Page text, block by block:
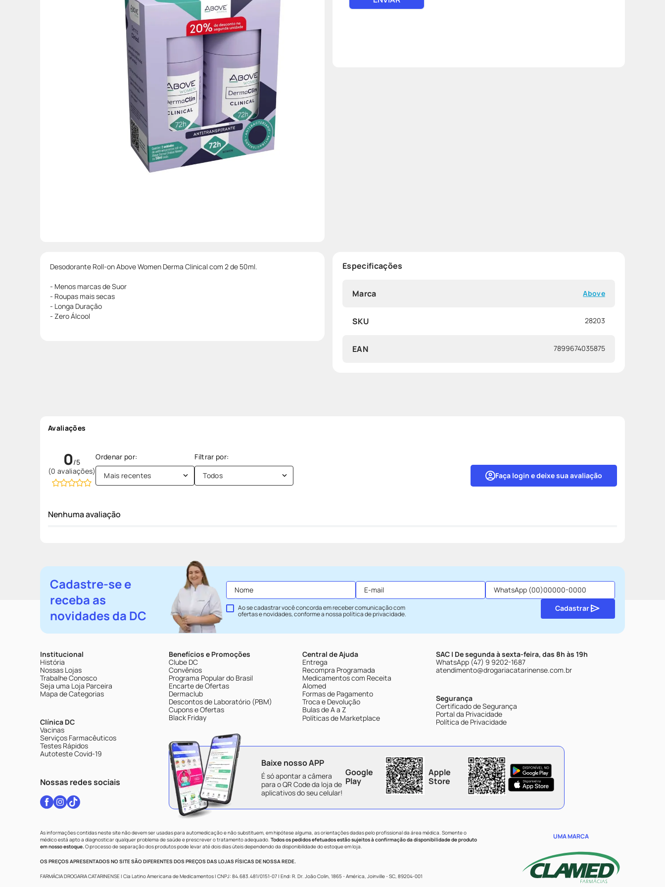
Desodorante Roll-on Above Women Derma Clinical com 2 de 50ml.
- Menos marcas de Suor
- Roupas mais secas
- Longa Duração
- Zero Álcool
Especificações
Marca Above
SKU 28203
EAN 7899674035875
Avaliações
0
(0 avaliações) Faça login e deixe sua avaliação
Mais recentes Todos
Nenhuma avaliação
Cadastre-se e
receba as
novidades da DC
Ao se cadastrar você concorda em receber comunicação com
ofertas e novidades, conforme a nossapolítica de privacidade.
Cadastrar
Institucional
História
Nossas Lojas
Trabalhe Conosco
Seja uma Loja Parceira
Mapa de Categorias
Clínica DC
Vacinas
Serviços Farmacêuticos
Testes Rápidos
Autoteste Covid-19
Nossas redes sociais
Benefícios e Promoções
Clube DC
Convênios
Programa Popular do Brasil
Encarte de Ofertas
Dermaclub
Descontos de Laboratório (PBM)
Cupons e Ofertas
Black Friday
Central de Ajuda
Entrega
Recompra Programada
Medicamentos com Receita
Alomed
Formas de Pagamento
Troca e Devolução
Bulas de A a Z
Políticas de Marketplace
SAC | De segunda à sexta-feira, das 8h às 19h
WhatsApp (47) 9 9202-1687
atendimento@drogariacatarinense.com.br
Segurança
Certificado de Segurança
Portal da Privacidade
Política de Privacidade
Baixe nosso APP
É só apontar a câmera
para o QR Code da loja de
aplicativos do seu celular!
Google
Play
Apple
Store
As informações contidas neste site não devem ser usadas para automedicação e não substituem, em hipótese alguma, as orientações dadas pelo profissional da área médica. Somente o
médico está apto a diagnosticar qualquer problema de saúde e prescrever o tratamento adequado. Todos os pedidos efetuados estão sujeitos à confirmação da disponibilidade de produto
em nosso estoque.O processo de separação dos produtos pode levar até dois dias úteis dependendo da disponibilidade do estoque em loja.
OS PREÇOS APRESENTADOS NO SITE SÃO DIFERENTES DOS PREÇOS DAS LOJAS FÍSICAS DE NOSSA REDE.
FARMÁCIA DROGARIA CATARINENSE | Cia Latino Americana de Medicamentos | CNPJ: 84.683.481/0151-07 | End: R. Dr. João Colin, 1865 - América, Joinville - SC, 89204-001
UMA MARCA